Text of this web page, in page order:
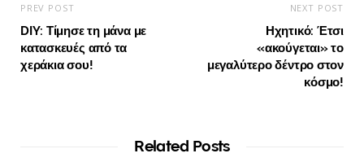
PREV POST
DIY: Τίμησε τη μάνα με
κατασκευές από τα
χεράκια σου!
NEXT POST
Ηχητικό: Έτσι
«ακούγεται» το
μεγαλύτερο δέντρο στον
κόσμο!
Related Posts